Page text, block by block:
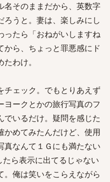
名そのままだから、英数字
ろうと。妻は、楽しみにし
ったら「おねがいしますね
から、ちょっと罪悪感にド
わけ。
ェック。でもとりあえず
ヨークとかの旅行写真のフ
でいるだけ。疑問を感じた
かめてみたんだけど、使用
なんて１Ｇにも満たない
ら表示に出てるじゃない
俺は笑いをこらえながら